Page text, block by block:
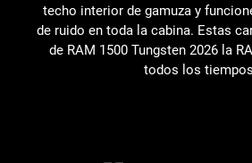
techo interior de gamuza y
de ruido en toda la cabina. Estas
de RAM 1500 Tungsten 2026 la
todos los